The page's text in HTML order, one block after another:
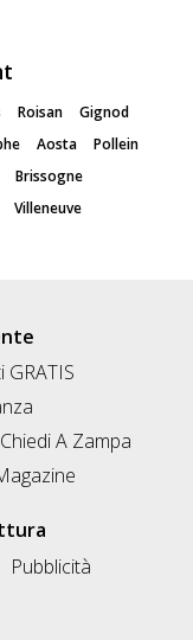
Roisan
Gignod
Aosta
Pollein
Brissogne
Villeneuve
GRATIS
Chiedi A Zampa
Pubblicità